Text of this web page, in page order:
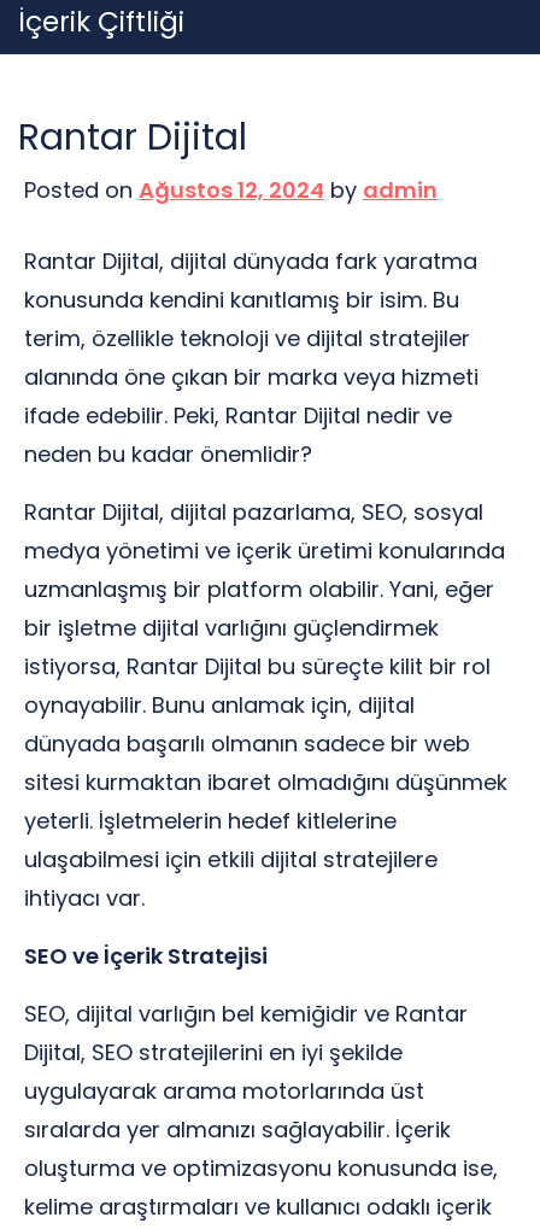
Skip
to
İçerik Çiftliği
Rantar Dijital
Posted on Ağustos 12, 2024 by admin
Rantar Dijital, dijital dünyada fark yaratma
konusunda kendini kanıtlamış bir isim. Bu
terim, özellikle teknoloji ve dijital stratejiler
alanında öne çıkan bir marka veya hizmeti
ifade edebilir. Peki, Rantar Dijital nedir ve
neden bu kadar önemlidir?
Rantar Dijital, dijital pazarlama, SEO, sosyal
medya yönetimi ve içerik üretimi konularında
uzmanlaşmış bir platform olabilir. Yani, eğer
bir işletme dijital varlığını güçlendirmek
istiyorsa, Rantar Dijital bu süreçte kilit bir rol
oynayabilir. Bunu anlamak için, dijital
dünyada başarılı olmanın sadece bir web
sitesi kurmaktan ibaret olmadığını düşünmek
yeterli. İşletmelerin hedef kitlelerine
ulaşabilmesi için etkili dijital stratejilere
ihtiyacı var.
SEO ve İçerik Stratejisi
SEO, dijital varlığın bel kemiğidir ve Rantar
Dijital, SEO stratejilerini en iyi şekilde
uygulayarak arama motorlarında üst
sıralarda yer almanızı sağlayabilir. İçerik
oluşturma ve optimizasyonu konusunda ise,
kelime araştırmaları ve kullanıcı odaklı içerik